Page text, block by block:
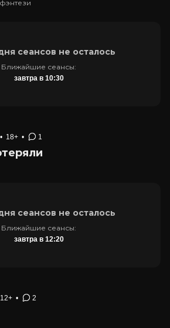
сеансов не осталось
Ближайшие сеансы:
завтра в 10:30
• 18+ • 1
сеансов не осталось
Ближайшие сеансы:
завтра в 12:20
12+ • 2